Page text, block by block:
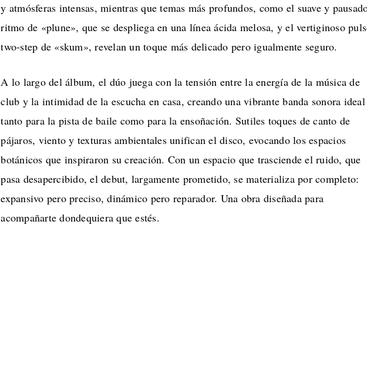
y atmósferas intensas, mientras que temas más profundos, como el suave y
ritmo de «plune», que se despliega en una línea ácida melosa, y el vertiginoso
two-step de «skum», revelan un toque más delicado pero igualmente seguro.
A lo largo del álbum, el dúo juega con la tensión entre la energía de la música de
club y la intimidad de la escucha en casa, creando una vibrante banda sonora ideal
tanto para la pista de baile como para la ensoñación. Sutiles toques de canto de
pájaros, viento y texturas ambientales unifican el disco, evocando los espacios
botánicos que inspiraron su creación. Con un espacio que trasciende el ruido, que
pasa desapercibido, el debut, largamente prometido, se materializa por completo:
expansivo pero preciso, dinámico pero reparador. Una obra diseñada para
acompañarte dondequiera que estés.